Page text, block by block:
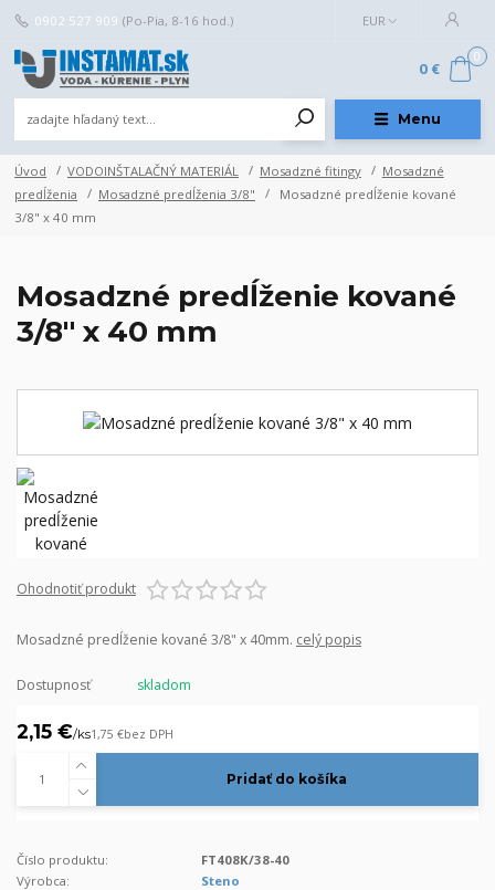
Menu
EUR
0902 527 909 (Po-Pia, 8-16 hod.)
0
0 €
Úvod VODOINŠTALAČNÝ MATERIÁL Mosadzné fitingy
Mosadzné
predĺženia
Mosadzné predĺženia 3/8"
Mosadzné predĺženie kované
3/8" x 40 mm
Mosadzné predĺženie kované
3/8" x 40 mm
Ohodnotiť produkt
Mosadzné predĺženie kované 3/8" x 40mm. celý popis
Dostupnosť skladom
2,15 €/ks1,75 €bez DPH
Pridať do košíka
Číslo produktu:
FT408K/38-40
Výrobca:
Steno